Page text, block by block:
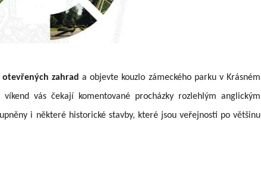
zahrad a objevte kouzlo zámeckého parku v Krásném
vás čekají komentované procházky rozlehlým anglickým
i některé historické stavby, které jsou veřejnosti po většinu